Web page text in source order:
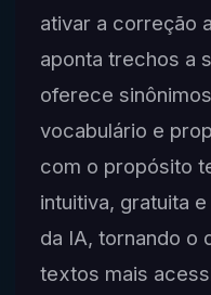
ativar a correção
aponta trechos a
oferece
vocabulário e
com o propósito
intuitiva, gratuita
da IA, tornando o
textos mais